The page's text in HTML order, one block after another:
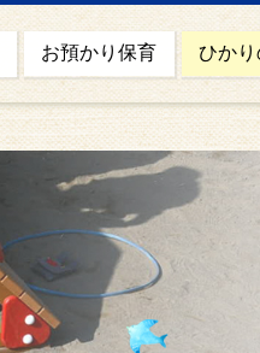
お預かり保育 ひか